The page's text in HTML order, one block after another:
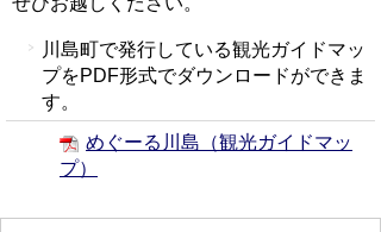
川島町で発行している観光ガイドマッ
プをPDF形式でダウンロードができま
す。
めぐーる川島（観光ガイドマッ
プ）